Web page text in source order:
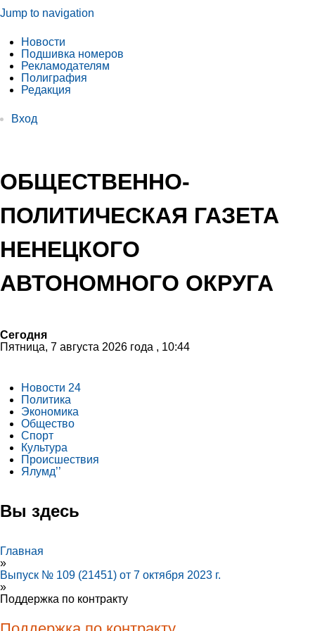
Jump to navigation
Новости
Подшивка номеров
Рекламодателям
Полиграфия
Редакция
Вход
ОБЩЕСТВЕННО-
ПОЛИТИЧЕСКАЯ ГАЗЕТА
НЕНЕЦКОГО
АВТОНОМНОГО ОКРУГА
Сегодня
Пятница, 7 августа 2026 года , 10:44
Новости 24
Политика
Экономика
Общество
Спорт
Культура
Происшествия
Ялумд’’
Вы здесь
Главная
»
Выпуск № 109 (21451) от 7 октября 2023 г.
»
Поддержка по контракту